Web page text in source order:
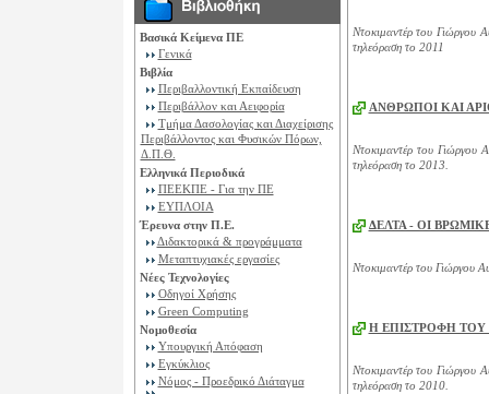
Βασικά Κείμενα ΠΕ
Γενικά
Βιβλία
Περιβαλλοντική Εκπαίδευση
Περιβάλλον και Αειφορία
Τμήμα Δασολογίας και Διαχείρισης
Περιβάλλοντος και Φυσικών Πόρων,
Δ.Π.Θ.
Ελληνικά Περιοδικά
ΠΕΕΚΠΕ - Για την ΠΕ
ΕΥΠΛΟΙΑ
Έρευνα στην Π.Ε.
Διδακτορικά & προγράμματα
Μεταπτυχιακές εργασίες
Νέες Τεχνολογίες
Οδηγοί Χρήσης
Green Computing
Νομοθεσία
Υπουργική Απόφαση
Εγκύκλιος
Νόμος - Προεδρικό Διάταγμα
Ντοκιμαντέρ του Γιώργου
τηλεόραση το 2011
ΑΝΘΡΩΠΟΙ ΚΑΙ
Ντοκιμαντέρ του Γιώργου
τηλεόραση το 2013.
ΔΕΛΤΑ - ΟΙ
Ντοκιμαντέρ του Γιώργου
Η ΕΠΙΣΤΡΟΦΗ ΤΟΥ
Ντοκιμαντέρ του Γιώργου
τηλεόραση το 2010.